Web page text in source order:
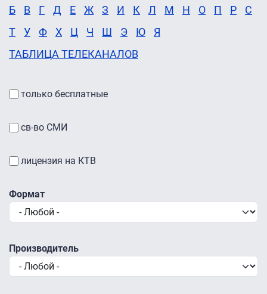
Б
В Г Д Е Ж З И К Л М Н О П Р
С
Т
У Ф Х Ц Ч Ш Э Ю
Я
ТАБЛИЦА ТЕЛЕКАНАЛОВ
только бесплатные
св-во СМИ
лицензия на КТВ
Формат
Производитель